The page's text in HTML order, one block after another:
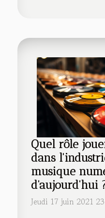
Quel rôle
dans
musique
d'aujourd'hui
Jeudi 17 juin 2021